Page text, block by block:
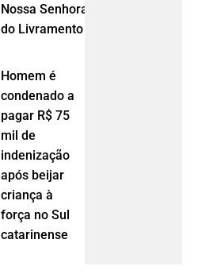
Nossa Senhora
do Livramento (MT)
Homem é
condenado a
pagar R$ 75
mil de
indenização
após beijar
criança à
força no Sul
catarinense